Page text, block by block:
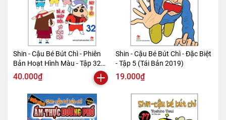
Shin - Cậu Bé Bút Chì - Phiên
Bản Hoạt Hình Màu - Tập 32
(Tái Bản 2019)
40.000₫
Shin - Cậu Bé Bút Chì - Đặc Biệt
- Tập 5 (Tái Bản 2019)
19.000₫